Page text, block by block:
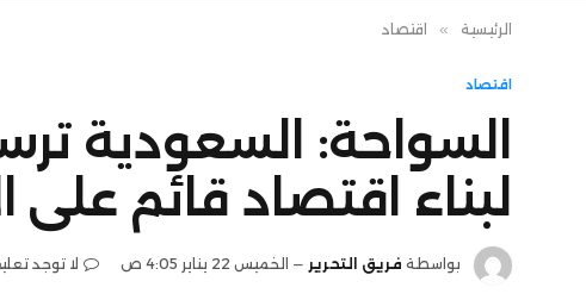
الرئيسية » اقتصاد
اقتصاد
السواحة: السعودية
لبناء اقتصاد قائم على
بواسطة فريق التحرير الخميس 22 يناير 4:05 ص لا توجد